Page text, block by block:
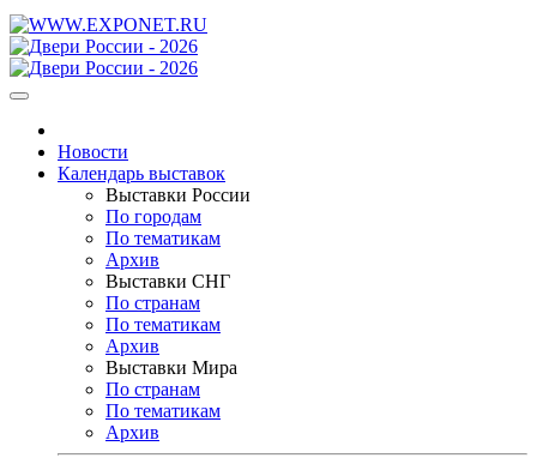
Новости
Календарь выставок
Выставки России
По городам
По тематикам
Архив
Выставки СНГ
По странам
По тематикам
Архив
Выставки Мира
По странам
По тематикам
Архив